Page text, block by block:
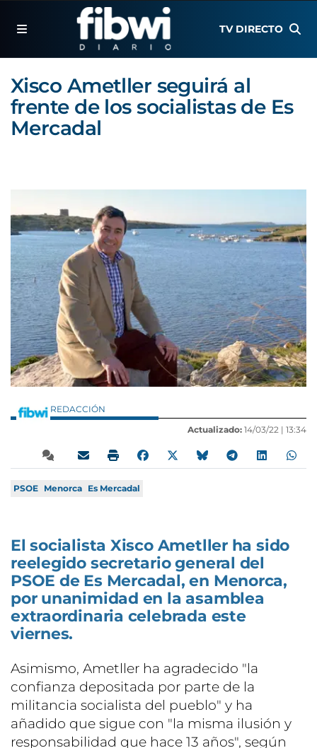
TV DIRECTO
Xisco Ametller seguirá al
frente de los socialistas de Es
Mercadal
REDACCIÓN
Actualizado: 14/03/22 | 13:34
PSOE Menorca Es Mercadal
El socialista Xisco Ametller ha sido
reelegido secretario general del
PSOE de Es Mercadal, en Menorca,
por unanimidad en la asamblea
extraordinaria celebrada este
viernes.
Asimismo, Ametller ha agradecido "la
confianza depositada por parte de la
militancia socialista del pueblo" y ha
añadido que sigue con "la misma ilusión y
responsabilidad que hace 13 años", según